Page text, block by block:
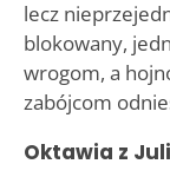
lecz
blokowany,
wrogom, a
zabójcom
Oktawia z